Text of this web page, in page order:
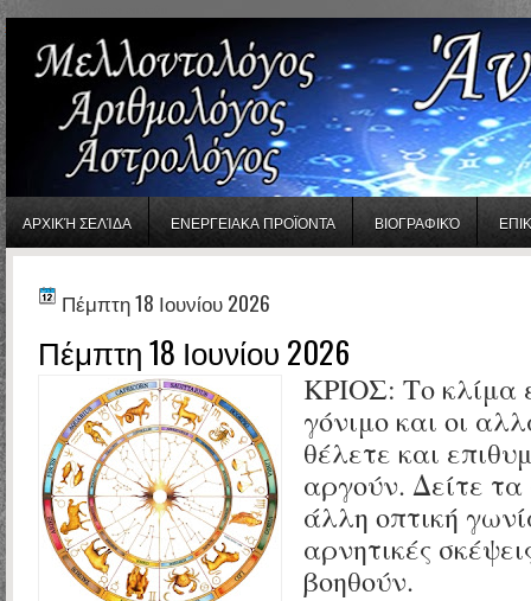
ΑΡΧΙΚΉ ΣΕΛΊΔΑ ΕΝΕΡΓΕΙΑΚΑ ΠΡΟΪΟΝΤΑ ΒΙΟΓΡΑΦΙΚΌ
Πέμπτη 18 Ιουνίου 2026
Πέμπτη 18 Ιουνίου 2026
ΚΡΙΟΣ: Το κλίμα
γόνιμο και οι
θέλετε και
αργούν. Δείτε
άλλη οπτική
αρνητικές
βοηθούν.